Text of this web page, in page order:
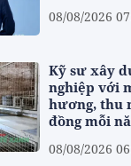
08/08/2026
Kỹ sư xây
nghiệp với
hương, thu
đồng mỗi
08/08/2026